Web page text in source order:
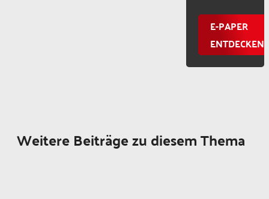
E-PAPER
ENTDECKEN
Weitere Beiträge zu diesem Thema